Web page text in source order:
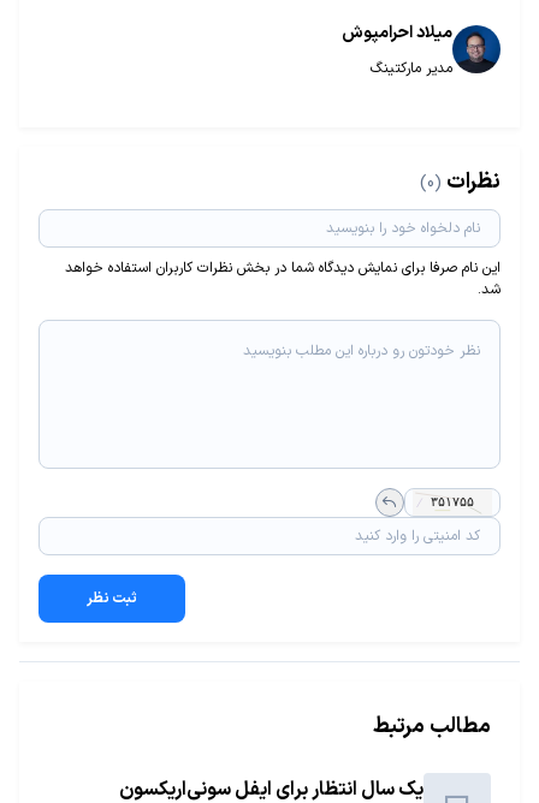
میلاد احرامپوش
مدیر مارکتینگ
نظرات (0)
این نام صرفا برای نمایش دیدگاه شما در بخش نظرات کاربران استفاده خواهد
شد.
ثبت نظر
مطالب مرتبط
یک سال انتظار برای ایفل سونی‌اریکسون